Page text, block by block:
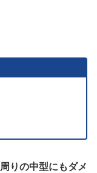
周りの中型にもダメ